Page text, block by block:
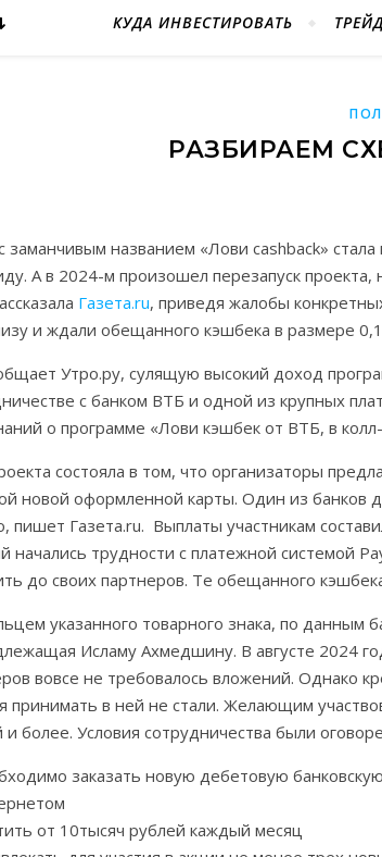
КУДА ИНВЕСТИРОВАТЬ
РАЗБИРАЕМ
заманчивым названием «Лови cashback»
А в 2024-м произошел перезапуск
Газета.ru, приведя жалобы
и ждали обещанного кэшбека в размере
Утро.ру, сулящую высокий доход
с банком ВТБ и одной из крупных
о программе «Лови кэшбек от ВТБ, в
состояла в том, что организаторы
новой оформленной карты. Один из банков
пишет Газета.ru. Выплаты участникам
начались трудности с платежной системой
до своих партнеров. Те обещанного
указанного товарного знака, по
Исламу Ахмедшину. В августе 2024
вовсе не требовалось вложений. Однако
принимать в ней не стали. Желающим
и более. Условия сотрудничества были
заказать новую дебетовую
от 10тысяч рублей каждый месяц